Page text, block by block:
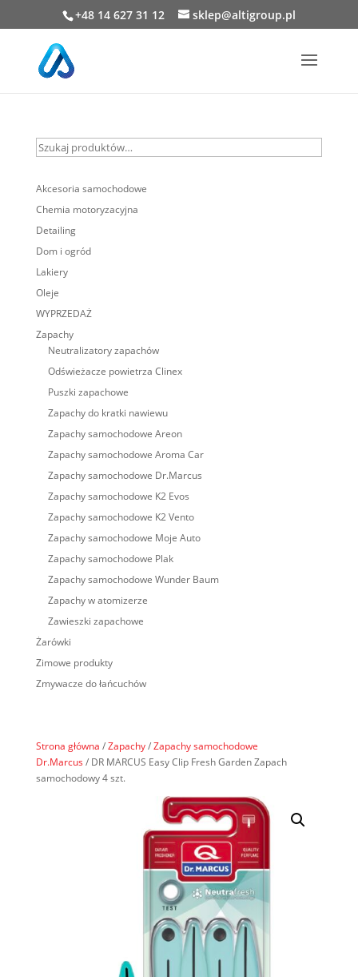
+48 14 627 31 12 sklep@altigroup.pl
Strona główna /Zapachy/Zapachy samochodowe
Dr.Marcus/ DR MARCUS Easy Clip Fresh Garden Zapach
samochodowy 4 szt.
Szukaj
produktów…
Akcesoria samochodowe
Chemia motoryzacyjna
Detailing
Dom i ogród
Lakiery
Oleje
WYPRZEDAŻ
Zapachy
Neutralizatory zapachów
Odświeżacze powietrza Clinex
Puszki zapachowe
Zapachy do kratki nawiewu
Zapachy samochodowe Areon
Zapachy samochodowe Aroma Car
Zapachy samochodowe Dr.Marcus
Zapachy samochodowe K2 Evos
Zapachy samochodowe K2 Vento
Zapachy samochodowe Moje Auto
Zapachy samochodowe Plak
Zapachy samochodowe Wunder Baum
Zapachy w atomizerze
Zawieszki zapachowe
Żarówki
Zimowe produkty
Zmywacze do łańcuchów